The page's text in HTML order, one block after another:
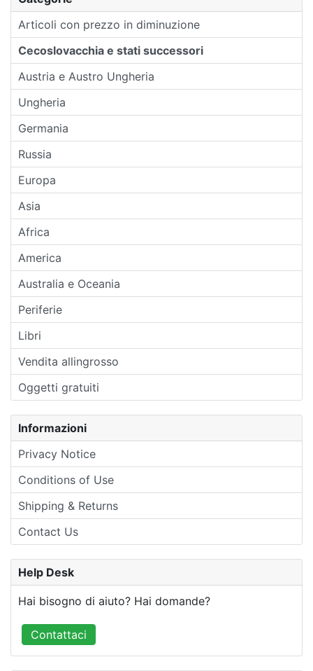
Articoli con prezzo in diminuzione
Cecoslovacchia e stati successori
Austria e Austro Ungheria
Ungheria
Germania
Russia
Europa
Asia
Africa
America
Australia e Oceania
Periferie
Libri
Vendita allingrosso
Oggetti gratuiti
Informazioni
Privacy Notice
Conditions of Use
Shipping & Returns
Contact Us
Help Desk
Hai bisogno di aiuto? Hai domande?
Contattaci